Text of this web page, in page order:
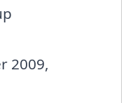
2009,